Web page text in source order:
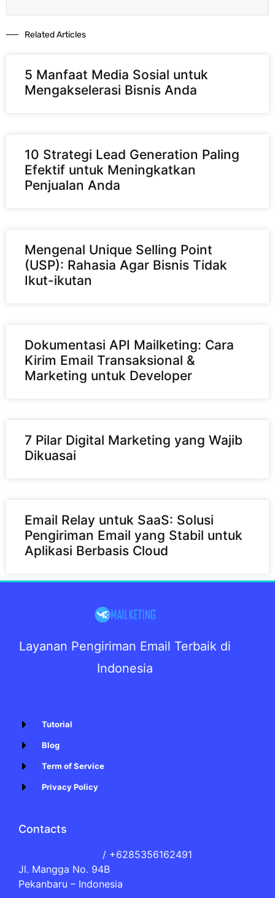
Related Articles​
5 Manfaat Media Sosial untuk
Mengakselerasi Bisnis Anda
10 Strategi Lead Generation Paling
Efektif untuk Meningkatkan
Penjualan Anda
Mengenal Unique Selling Point
(USP): Rahasia Agar Bisnis Tidak
Ikut-ikutan
Dokumentasi API Mailketing: Cara
Kirim Email Transaksional &
Marketing untuk Developer
7 Pilar Digital Marketing yang Wajib
Dikuasai
Email Relay untuk SaaS: Solusi
Pengiriman Email yang Stabil untuk
Aplikasi Berbasis Cloud
Layanan Pengiriman Email Terbaik di
Indonesia
Tutorial
Blog
Term of Service
Privacy Policy
Contacts
/ +6285356162491
Jl. Mangga No. 94B
Pekanbaru – Indonesia